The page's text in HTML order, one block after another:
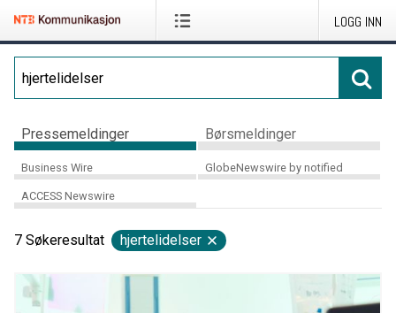
LOGG INN
Pressemeldinger Børsmeldinger
Business Wire GlobeNewswire by notified
ACCESS Newswire
7 Søkeresultat hjertelidelser